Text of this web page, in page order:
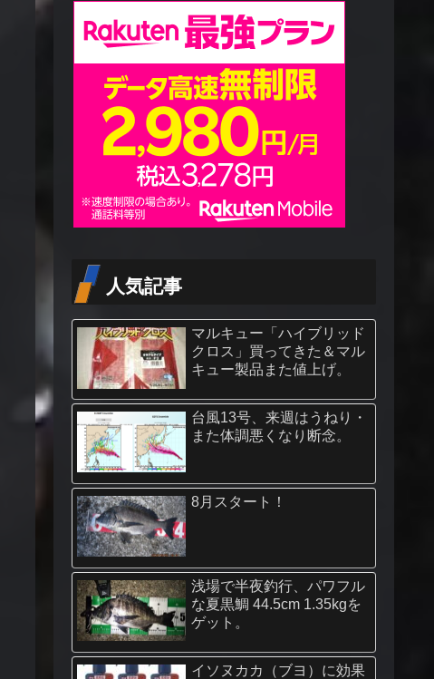
人気記事
マルキュー「ハイブリッド
クロス」買ってきた＆マル
キュー製品また値上げ。
台風13号、来週はうねり・
また体調悪くなり断念。
8月スタート！
浅場で半夜釣行、パワフル
な夏黒鯛 44.5cm 1.35kgを
ゲット。
イソヌカカ（ブヨ）に効果